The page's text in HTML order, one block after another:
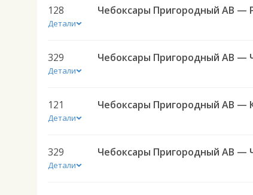
128
Детали
329
Детали
121
Детали
329
Детали